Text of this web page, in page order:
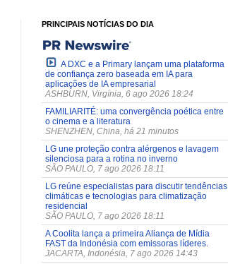
PRINCIPAIS NOTÍCIAS DO DIA
A DXC e a Primary lançam uma plataforma
de confiança zero baseada em IA para
aplicações de IA empresarial
ASHBURN, Virgínia, 6 ago 2026 18:24
FAMILIARITÉ: uma convergência poética entre
o cinema e a literatura
SHENZHEN, China, há 21 minutos
LG une proteção contra alérgenos e lavagem
silenciosa para a rotina no inverno
SÃO PAULO, 7 ago 2026 18:11
LG reúne especialistas para discutir tendências
climáticas e tecnologias para climatização
residencial
SÃO PAULO, 7 ago 2026 18:11
A Coolita lança a primeira Aliança de Mídia
FAST da Indonésia com emissoras líderes.
JACARTA, Indonésia, 7 ago 2026 14:43